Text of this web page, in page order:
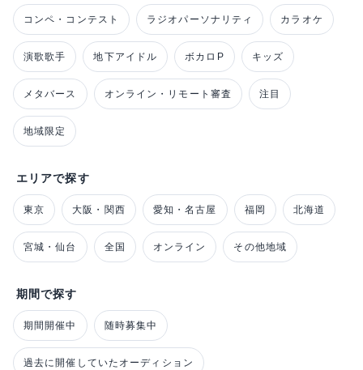
コンペ・コンテスト ラジオパーソナリティ カラオケ
演歌歌手 地下アイドル ボカロP キッズ
メタバース オンライン・リモート審査 注目
地域限定
エリアで探す
東京 大阪・関西 愛知・名古屋 福岡 北海道
宮城・仙台 全国 オンライン その他地域
期間で探す
期間開催中 随時募集中
過去に開催していたオーディション